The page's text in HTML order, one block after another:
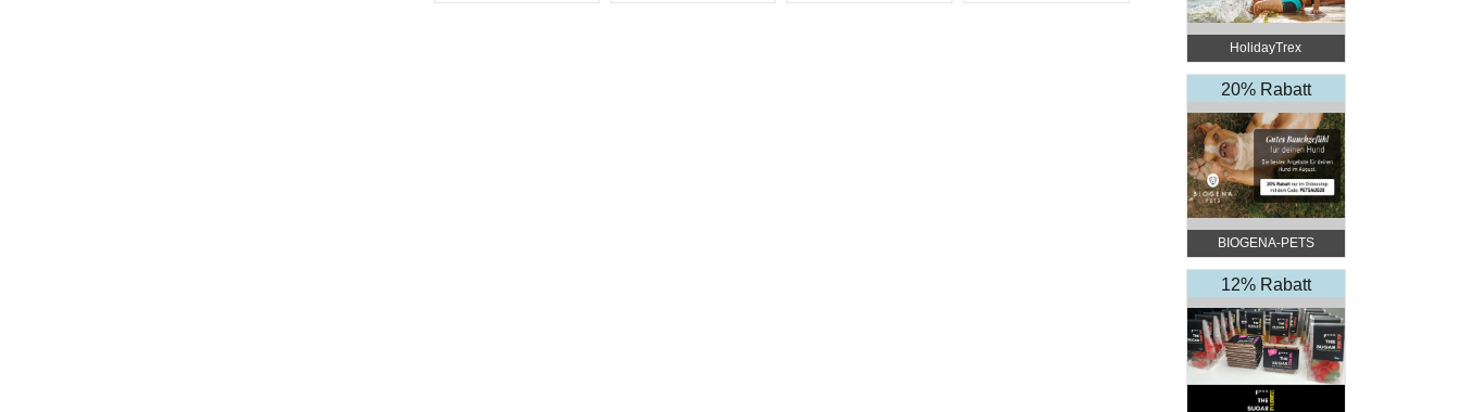
HolidayTrex
20% Rabatt
BIOGENA-PETS
12% Rabatt